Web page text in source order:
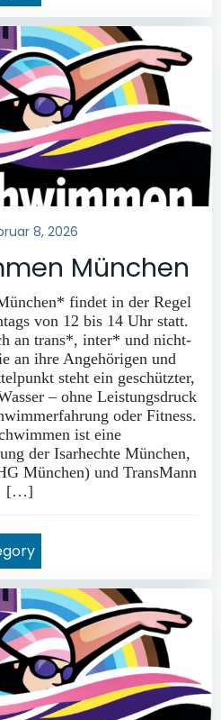
8, 2026
München
findet in der Regel
von 12 bis 14 Uhr statt.
an trans*, inter* und nicht-
an ihre Angehörigen und
steht ein geschützter,
– ohne Leistungsdruck
oder Fitness.
ist eine
der Isarhechte München,
München) und TransMann
[…]